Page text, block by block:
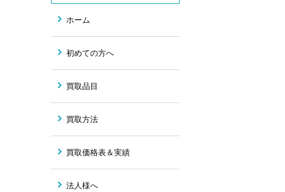
ホーム
初めての方へ
買取品目
買取方法
買取価格表＆実績
法人様へ